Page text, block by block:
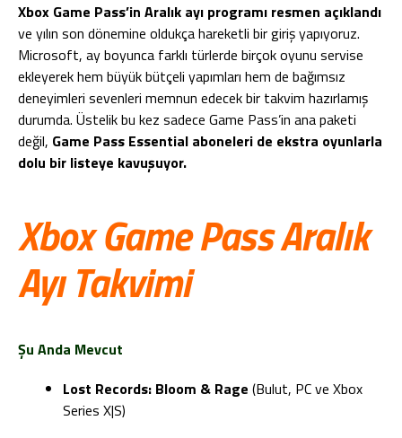
Xbox Game Pass’in Aralık ayı programı resmen açıklandı
ve yılın son dönemine oldukça hareketli bir giriş yapıyoruz.
Microsoft, ay boyunca farklı türlerde birçok oyunu servise
ekleyerek hem büyük bütçeli yapımları hem de bağımsız
deneyimleri sevenleri memnun edecek bir takvim hazırlamış
durumda. Üstelik bu kez sadece Game Pass’in ana paketi
değil, Game Pass Essential aboneleri de ekstra oyunlarla
dolu bir listeye kavuşuyor.
Xbox Game Pass Aralık
Ayı Takvimi
Şu Anda Mevcut
Lost Records: Bloom & Rage (Bulut, PC ve Xbox
Series X|S)